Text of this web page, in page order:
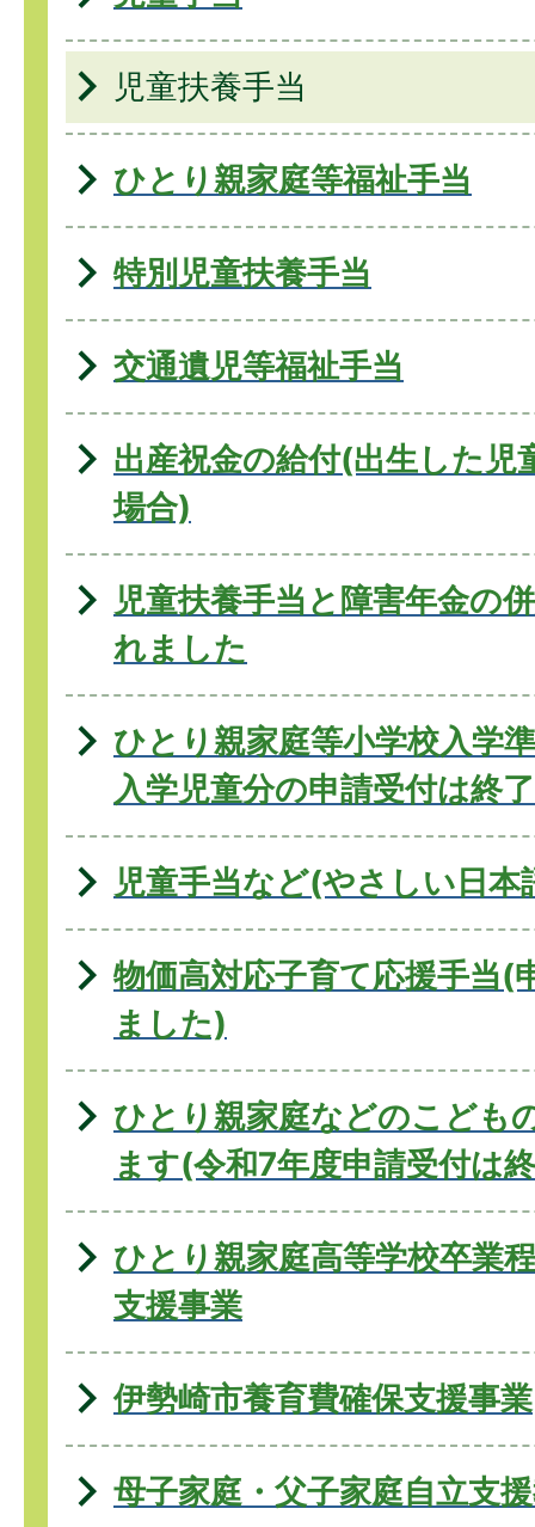
児童扶養手当
ひとり親家庭等福祉手当
特別児童扶養手当
交通遺児等福祉手当
出産祝金の給付(出生した児
場合)
児童扶養手当と障害年金の
れました
ひとり親家庭等小学校入学
入学児童分の申請受付は終
児童手当など(やさしい日本
物価高対応子育て応援手当(
ました)
ひとり親家庭などのこども
ます(令和7年度申請受付は
ひとり親家庭高等学校卒業
支援事業
伊勢崎市養育費確保支援事業
母子家庭・父子家庭自立支